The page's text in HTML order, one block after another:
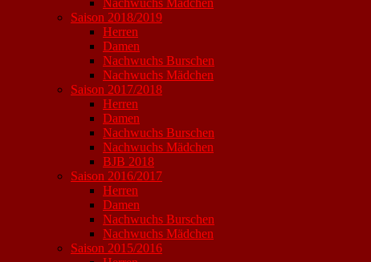
Nachwuchs Mädchen
Saison 2018/2019
Herren
Damen
Nachwuchs Burschen
Nachwuchs Mädchen
Saison 2017/2018
Herren
Damen
Nachwuchs Burschen
Nachwuchs Mädchen
BJB 2018
Saison 2016/2017
Herren
Damen
Nachwuchs Burschen
Nachwuchs Mädchen
Saison 2015/2016